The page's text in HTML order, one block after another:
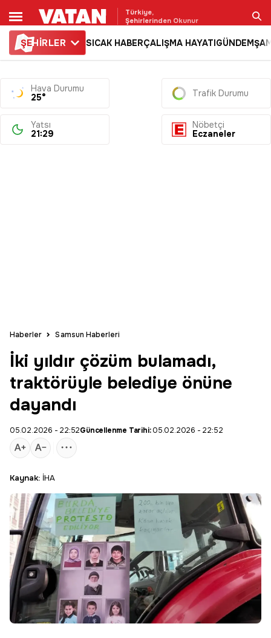
Türkiye,
Şehirlerinden Okunur
ŞEHİRLER SICAK HABERÇALIŞMA HAYATIGÜNDEM
Hava Durumu
25°
Trafik Durumu
Yatsı
21:29
Nöbetçi
Eczaneler
Haberler Samsun Haberleri
İki yıldır çözüm bulamadı,
traktörüyle belediye önüne
dayandı
05.02.2026 - 22:52Güncellenme Tarihi:05.02.2026 - 22:52
Kaynak: İHA